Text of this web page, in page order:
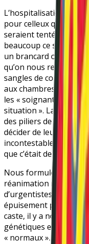
L’hospitalisation est
pour celleux qui en
seraient tenté·e·s de
beaucoup ce sont «
un brancard ou une
qu’on nous retienne
sangles de
aux chambres
les « soignants
situation ». La
des piliers de la
décider de leur
incontestable. Il n’y a
que c’était de la « « .
Nous formulons
réanimation ne sera
d’urgentistes et
épuisement
caste, il y a nous les
génétiques et
« normaux ».